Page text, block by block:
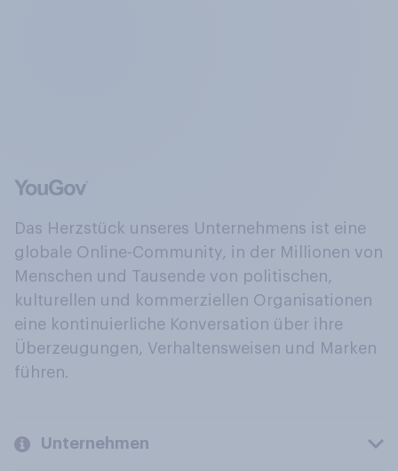
Das Herzstück unseres Unternehmens ist eine
globale Online-Community, in der Millionen von
Menschen und Tausende von politischen,
kulturellen und kommerziellen Organisationen
eine kontinuierliche Konversation über ihre
Überzeugungen, Verhaltensweisen und Marken
führen.
Unternehmen